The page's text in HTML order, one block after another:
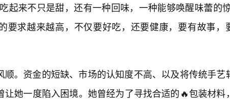
起来不只是甜，还有一种回味，一种能够唤醒味蕾的
要求越来越高，不仅要好吃，还要健康，要有故事，
顺。资金的短缺、市场的认知度不高、以及将传统手艺
让她一度陷入困境。她曾经为了寻找合适的🔥包装材料